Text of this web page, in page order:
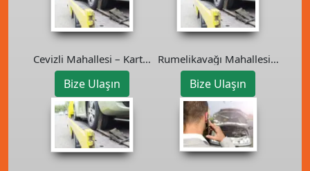
Cevizli Mahallesi – Kartal
Oto Kurtarıcı
Bize Ulaşın
Rumelikavağı Mahallesi –
Sarıyer Oto Kurtarıcı
Bize Ulaşın